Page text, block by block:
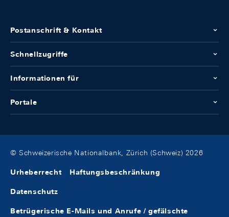
Postanschrift & Kontakt
Schnellzugriffe
Informationen für
Portale
© Schweizerische Nationalbank, Zürich (Schweiz) 2026
Urheberrecht Haftungsbeschränkung
Datenschutz
Betrügerische E-Mails und Anrufe / gefälschte